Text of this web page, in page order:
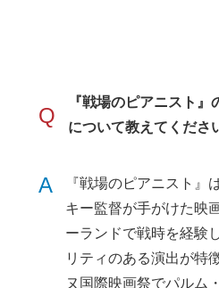
Q
『戦場のピアニスト
について教えてくださ
A
『戦場のピアニスト』
キー監督が手がけた映
ーランドで戦時を経験
リティのある演出が特
ヌ国際映画祭でパルム